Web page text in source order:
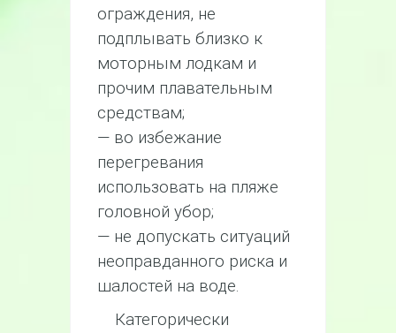
ограждения, не
подплывать близко к
моторным лодкам и
прочим плавательным
средствам;
— во избежание
перегревания
использовать на пляже
головной убор;
— не допускать ситуаций
неоправданного риска и
шалостей на воде.
Категорически